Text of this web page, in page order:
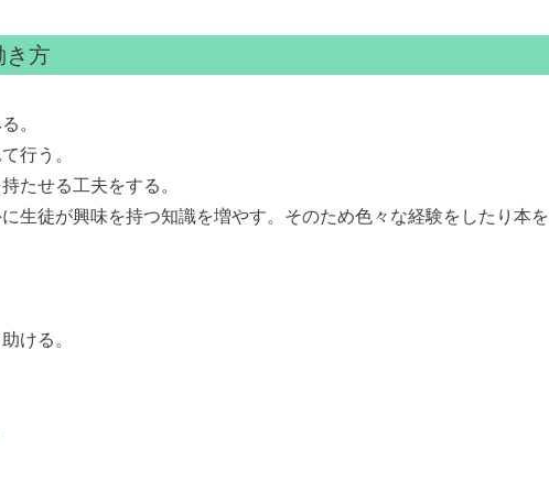
き方
。
行う。
たせる工夫をする。
生徒が興味を持つ知識を増やす。そのため色々な経験をしたり本を
ける。